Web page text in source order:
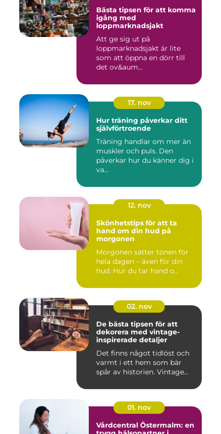
Bästa tipsen för att komma
igång med
loppmarknadsjakt
Att ge sig ut på
loppmarknadsjakt är lite
som att öppna en dörr till
det ov&aum...
17. nov
Hur träning påverkar ditt
självförtroende
Träning handlar om mer än
muskler och puls. Den
påverkar hur du känner dig i
va...
12. nov
Skönhetstips för att ta
hand om din hud på
morgonen
Morgonen sätter tonen för
hela dagen – även för din
hud. Hur du tar hand o...
02. nov
De bästa tipsen för att
dekorera med vintage-
inspirerade detaljer
Det finns något tidlöst och
varmt i ett hem som bär
spår av historien. Vintage...
01. nov
Vårdcentral Östermalm: en